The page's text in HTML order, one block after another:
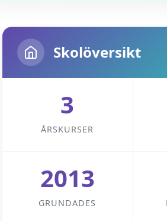
Skolöversikt
3
ÅRSKURSER
2013
GRUNDADES